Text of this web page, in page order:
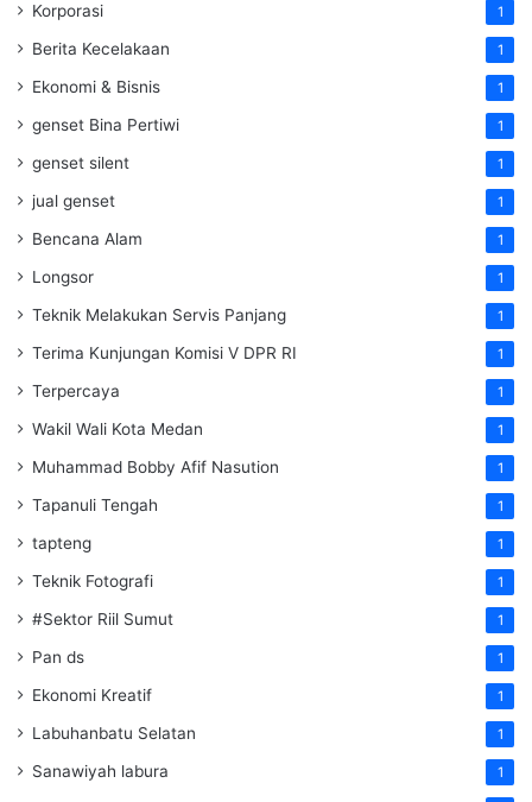
Korporasi 1
Berita Kecelakaan 1
Ekonomi & Bisnis 1
genset Bina Pertiwi 1
genset silent 1
jual genset 1
Bencana Alam 1
Longsor 1
Teknik Melakukan Servis Panjang 1
Terima Kunjungan Komisi V DPR RI 1
Terpercaya 1
Wakil Wali Kota Medan 1
Muhammad Bobby Afif Nasution 1
Tapanuli Tengah 1
tapteng 1
Teknik Fotografi 1
#Sektor Riil Sumut 1
Pan ds 1
Ekonomi Kreatif 1
Labuhanbatu Selatan 1
Sanawiyah labura 1